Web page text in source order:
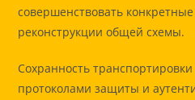
совершенствовать
реконструкции общей схемы.
Сохранность
протоколами защиты и